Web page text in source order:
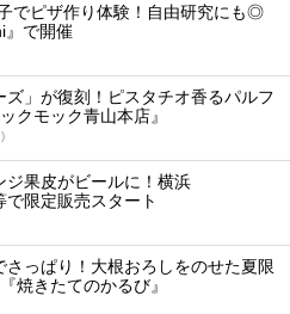
でピザ作り体験！自由研究にも◎
』で開催
」が復刻！ピスタチオ香るパルフ
クモック青山本店』
ジ果皮がビールに！横浜
で限定販売スタート
っぱり！大根おろしをのせた夏限
焼きたてのかるび』